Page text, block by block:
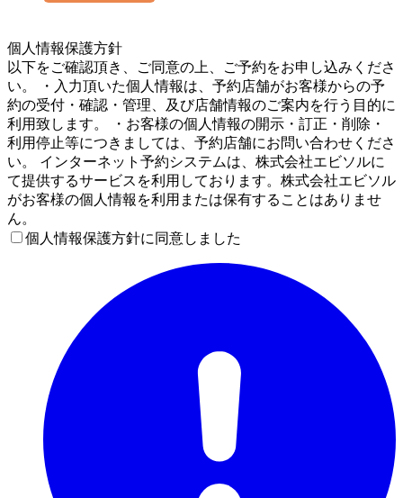
個人情報保護方針
以下をご確認頂き、ご同意の上、ご予約をお申し込みくださ
い。 ・入力頂いた個人情報は、予約店舗がお客様からの予
約の受付・確認・管理、及び店舗情報のご案内を行う目的に
利用致します。 ・お客様の個人情報の開示・訂正・削除・
利用停止等につきましては、予約店舗にお問い合わせくださ
い。 インターネット予約システムは、株式会社エビソルに
て提供するサービスを利用しております。株式会社エビソル
がお客様の個人情報を利用または保有することはありませ
ん。
個人情報保護方針に同意しました